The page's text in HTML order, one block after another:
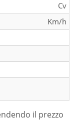
Cv
Km/h
il prezzo